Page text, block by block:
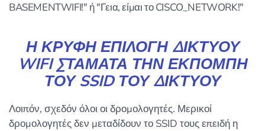
BASEMENTWIFI!" ή "Γεια, είμαι το CISCO_NETWORK!"
Η ΚΡΥΦΉ ΕΠΙΛΟΓΉ ΔΙΚΤΎΟΥ
WIFI ΣΤΑΜΑΤΆ ΤΗΝ ΕΚΠΟΜΠΉ
ΤΟΥ SSID ΤΟΥ ΔΙΚΤΎΟΥ
Λοιπόν, σχεδόν όλοι οι δρομολογητές. Μερικοί
δρομολογητές δεν μεταδίδουν το SSID τους επειδή η